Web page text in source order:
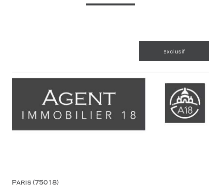
exclusif
voir le bien
Paris (75018)